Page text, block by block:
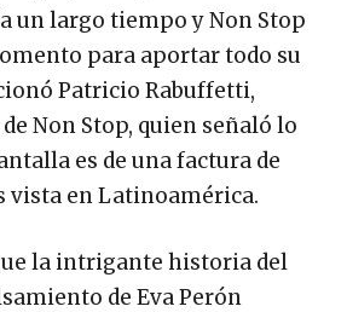
un largo tiempo y Non Stop
para aportar todo su
Patricio Rabuffetti,
Non Stop, quien señaló lo
es de una factura de
vista en Latinoamérica.
la intrigante historia del
de Eva Perón